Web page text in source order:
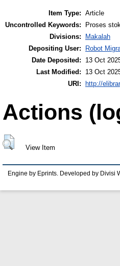
Item Type: Article
Uncontrolled Keywords:
Proses
Divisions:
Makalah
Depositing User:
Robot
Date Deposited:
13 Oct
Last Modified:
13 Oct
URI: http://
Actions
View Item
Engine by Eprints. Developed by Divisi